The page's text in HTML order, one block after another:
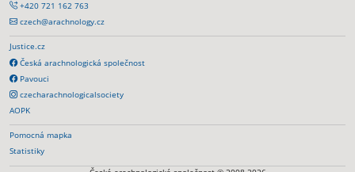
+420 721 162 763
czech@arachnology.cz
Justice.cz
Česká arachnologická společnost
Pavouci
czecharachnologicalsociety
AOPK
Pomocná mapka
Statistiky